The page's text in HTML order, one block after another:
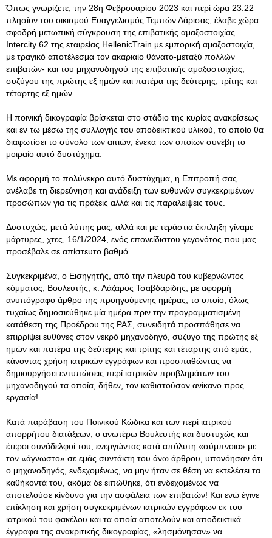
Όπως γνωρίζετε, την 28η Φεβρουαρίου 2023 και περί ώρα 23:22
πλησίον του οικισμού Ευαγγελισμός Τεμπών Λάρισας, έλαβε χώρα
σφοδρή μετωπική σύγκρουση της επιβατικής αμαξοστοιχίας
Intercity 62 της εταιρείας HellenicTrain με εμπορική αμαξοστοιχία,
με τραγικό αποτέλεσμα τoν ακαριαίο θάνατο-μεταξύ πολλών
επιβατών- και του μηχανοδηγού της επιβατικής αμαξοστοιχίας,
συζύγου της πρώτης εξ ημών και πατέρα της δεύτερης, τρίτης και
τέταρτης εξ ημών.
Η ποινική δικογραφία βρίσκεται στο στάδιο της κυρίας ανακρίσεως
και εν τω μέσω της συλλογής του αποδεικτικού υλικού, το οποίο θα
διαφωτίσει το σύνολο των αιτιών, ένεκα των οποίων συνέβη το
μοιραίο αυτό δυστύχημα.
Με αφορμή το πολύνεκρο αυτό δυστύχημα, η Επιτροπή σας
ανέλαβε τη διερεύνηση και ανάδειξη των ευθυνών συγκεκριμένων
προσώπων για τις πράξεις αλλά και τις παραλείψεις τους.
Δυστυχώς, μετά λύπης μας, αλλά και με τεράστια έκπληξη γίναμε
μάρτυρες, χτες, 16/1/2024, ενός επονείδιστου γεγονότος που μας
προσέβαλε σε απίστευτο βαθμό.
Συγκεκριμένα, ο Εισηγητής, από την πλευρά του κυβερνώντος
κόμματος, Βουλευτής, κ. Λάζαρος Τσαβδαρίδης, με αφορμή
ανυπόγραφο άρθρο της προηγούμενης ημέρας, το οποίο, όλως
τυχαίως δημοσιεύθηκε μία ημέρα πριν την προγραμματισμένη
κατάθεση της Προέδρου της ΡΑΣ, συνειδητά προσπάθησε να
επιρρίψει ευθύνες στον νεκρό μηχανοδηγό, σύζυγο της πρώτης εξ
ημών και πατέρα της δεύτερης και τρίτης και τέταρτης από εμάς,
κάνοντας χρήση ιατρικών εγγράφων και προσπαθώντας να
δημιουργήσει εντυπώσεις περί ιατρικών προβλημάτων του
μηχανοδηγού τα οποία, δήθεν, τον καθιστούσαν ανίκανο προς
εργασία!
Κατά παράβαση του Ποινικού Κώδικα και των περί ιατρικού
απορρήτου διατάξεων, ο ανωτέρω Βουλευτής και δυστυχώς και
έτεροι συνάδελφοί του, ενεργώντας κατά απόλυτη «σύμπνοια» με
τον «άγνωστο» σε εμάς συντάκτη του άνω άρθρου, υπονόησαν ότι
ο μηχανοδηγός, ενδεχομένως, να μην ήταν σε θέση να εκτελέσει τα
καθήκοντά του, ακόμα δε ειπώθηκε, ότι ενδεχομένως να
αποτελούσε κίνδυνο για την ασφάλεια των επιβατών! Και ενώ έγινε
επίκληση και χρήση συγκεκριμένων ιατρικών εγγράφων εκ του
ιατρικού του φακέλου και τα οποία αποτελούν και αποδεικτικά
έγγραφα της ανακριτικής δικογραφίας, «λησμόνησαν» να